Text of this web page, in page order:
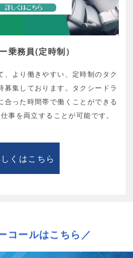
乗務員(定時制）
、より働きやすい、定時制のタク
募集しております。タクシードラ
合った時間帯で働くことができる
事を両立することが可能です。
くはこちら
コールはこちら／